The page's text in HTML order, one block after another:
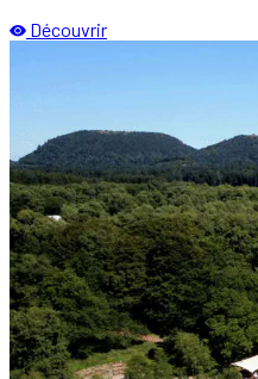
Découvrir